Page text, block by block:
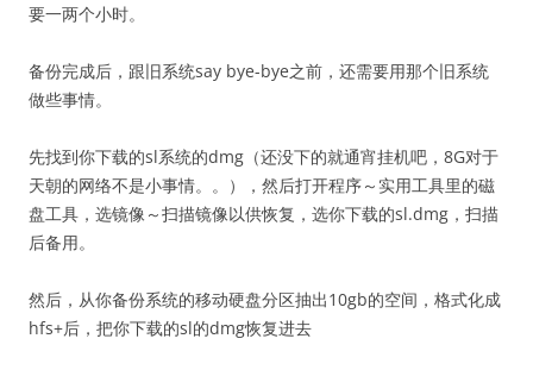
要一两个小时。
备份完成后，跟旧系统say bye-bye之前，还需要用那个旧系统
做些事情。
先找到你下载的sl系统的dmg（还没下的就通宵挂机吧，8G对于
天朝的网络不是小事情。。），然后打开程序～实用工具里的磁
盘工具，选镜像～扫描镜像以供恢复，选你下载的sl.dmg，扫描
后备用。
然后，从你备份系统的移动硬盘分区抽出10gb的空间，格式化成
hfs+后，把你下载的sl的dmg恢复进去